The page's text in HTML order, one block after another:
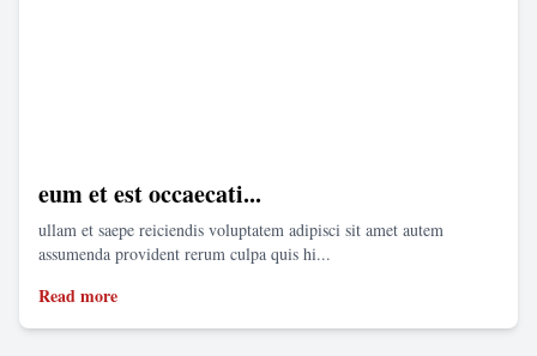
eum et est occaecati...
ullam et saepe reiciendis voluptatem adipisci sit amet autem
assumenda provident rerum culpa quis hi...
Read more